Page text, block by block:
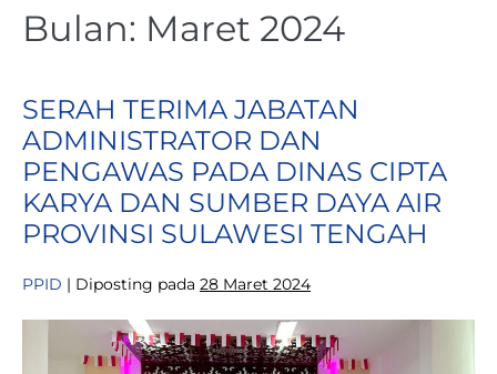
Bulan: Maret 2024
SERAH TERIMA JABATAN
ADMINISTRATOR DAN
PENGAWAS PADA DINAS CIPTA
KARYA DAN SUMBER DAYA AIR
PROVINSI SULAWESI TENGAH
PPID | Diposting pada 28 Maret 2024
TERIMA